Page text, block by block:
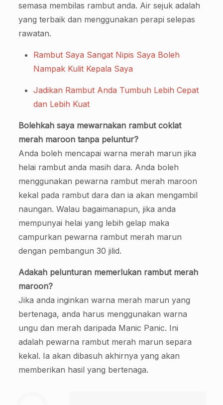
semasa membilas rambut anda. Air sejuk adalah
yang terbaik dan menggunakan perapi selepas
rawatan.
Rambut Saya Sangat Nipis Saya Boleh
Nampak Kulit Kepala Saya
Jadikan Rambut Anda Tumbuh Lebih Cepat
dan Lebih Kuat
Bolehkah saya mewarnakan rambut coklat
merah maroon tanpa peluntur?
Anda boleh mencapai warna merah marun jika
helai rambut anda masih dara. Anda boleh
menggunakan pewarna rambut merah maroon
kekal pada rambut dara dan ia akan mengambil
naungan. Walau bagaimanapun, jika anda
mempunyai helai yang lebih gelap maka
campurkan pewarna rambut merah marun
dengan pembangun 30 jilid.
Adakah pelunturan memerlukan rambut merah
maroon?
Jika anda inginkan warna merah marun yang
bertenaga, anda harus menggunakan warna
ungu dan merah daripada Manic Panic. Ini
adalah pewarna rambut merah marun separa
kekal. Ia akan dibasuh akhirnya yang akan
memberikan hasil yang bertenaga.